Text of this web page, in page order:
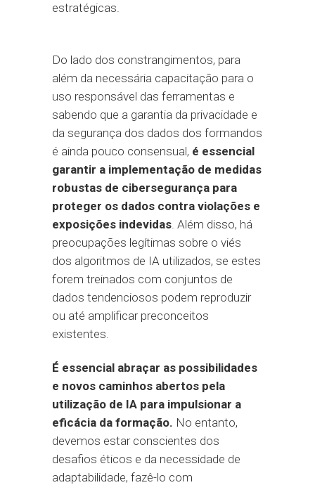
estratégicas.
Do lado dos constrangimentos, para
além da necessária capacitação para o
uso responsável das ferramentas e
sabendo que a garantia da privacidade e
da segurança dos dados dos formandos
é ainda pouco consensual, é essencial
garantir a implementação de medidas
robustas de cibersegurança para
proteger os dados contra violações e
exposições indevidas. Além disso, há
preocupações legítimas sobre o viés
dos algoritmos de IA utilizados, se estes
forem treinados com conjuntos de
dados tendenciosos podem reproduzir
ou até amplificar preconceitos
existentes.
É essencial abraçar as possibilidades
e novos caminhos abertos pela
utilização de IA para impulsionar a
eficácia da formação. No entanto,
devemos estar conscientes dos
desafios éticos e da necessidade de
adaptabilidade, fazê-lo com